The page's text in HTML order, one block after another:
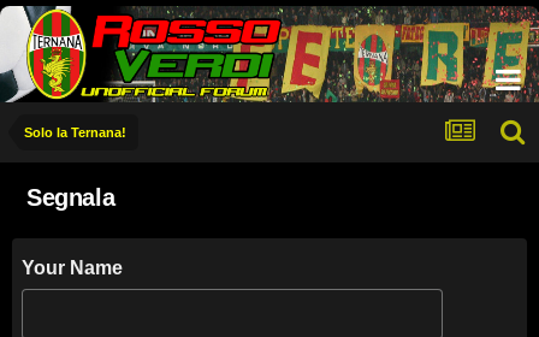
Solo la Ternana!
Segnala
Your Name